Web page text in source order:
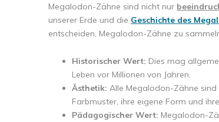
Megalodon-Zähne sind nicht nur
unserer Erde und die Geschichte des
entscheiden, Megalodon-Zähne zu
Historischer Wert: Dies mag
Leben vor Millionen von Jahren.
Ästhetik: Alle Megalodon-Zähne
Farbmuster, ihre eigene Form und
Pädagogischer Wert: Megalodon-